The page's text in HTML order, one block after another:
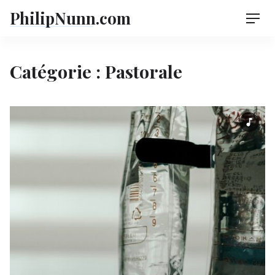
PhilipNunn.com
Catégorie : Pastorale